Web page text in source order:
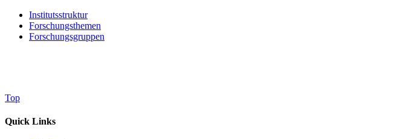
Institutsstruktur
Forschungsthemen
Forschungsgruppen
Top
Quick Links